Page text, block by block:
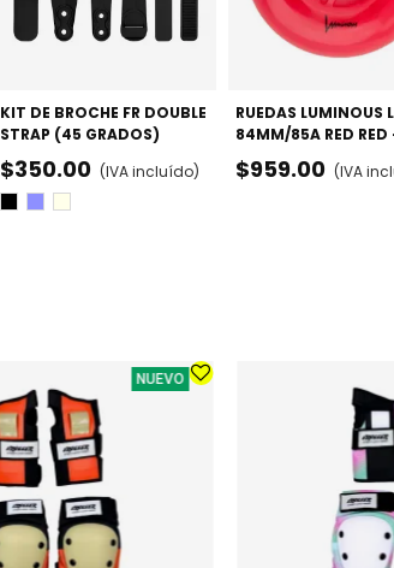
KIT DE BROCHE FR DOUBLE
STRAP (45 GRADOS)
$350.00 (IVA incluído)
RUEDAS LUMINOUS
84MM/85A RED RED
PACK X4
$959.00 (IVA
NUEVO